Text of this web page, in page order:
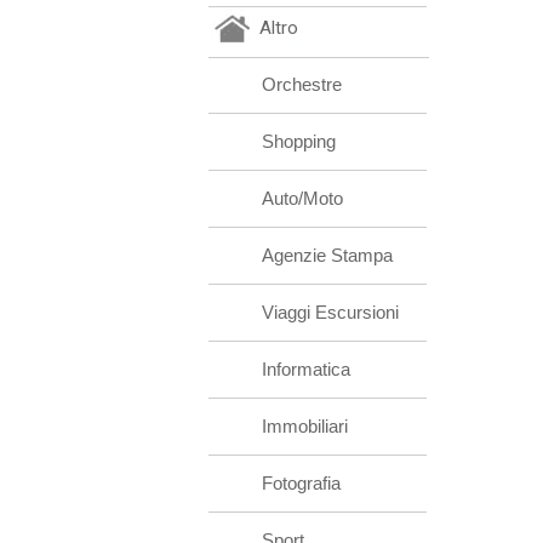
Altro
Orchestre
Shopping
Auto/Moto
Agenzie Stampa
Viaggi Escursioni
Informatica
Immobiliari
Fotografia